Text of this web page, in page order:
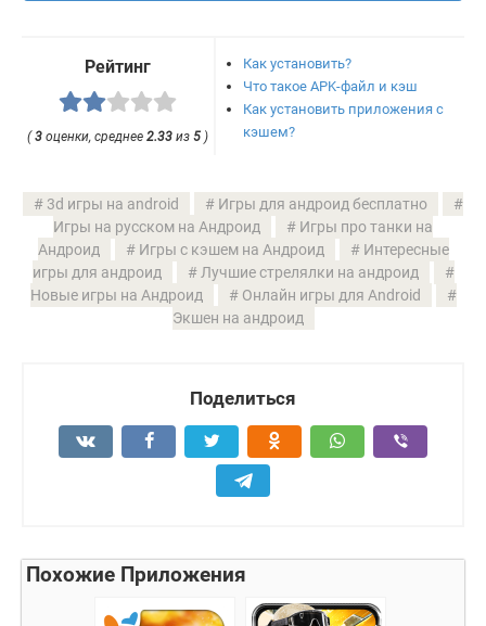
Рейтинг
(3 оценки, среднее2.33 из5 )
Как установить?
Что такое APK-файл и кэш
Как установить приложения с
кэшем?
3d игры на android
Игры для андроид бесплатно
Игры на русском на Андроид
Игры про танки на
Андроид
Игры с кэшем на Андроид
Интересные
игры для андроид
Лучшие стрелялки на андроид
Новые игры на Андроид
Онлайн игры для Android
Экшен на андроид
Поделиться
Похожие Приложения